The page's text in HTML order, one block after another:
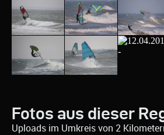
Fotos aus dieser
Uploads im Umkreis von 2